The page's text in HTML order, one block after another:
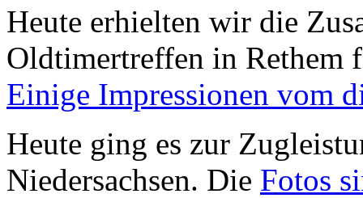
Heute erhielten wir die
Oldtimertreffen in Rethem
Einige Impressionen vom
Heute ging es zur
Niedersachsen. Die Fotos